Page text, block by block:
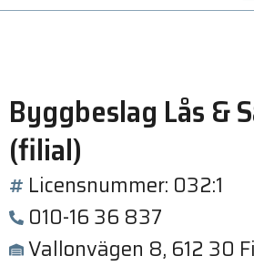
Byggbeslag Lås &
(filial)
Licensnummer: 032:1
010-16 36 837
Vallonvägen 8, 612 30